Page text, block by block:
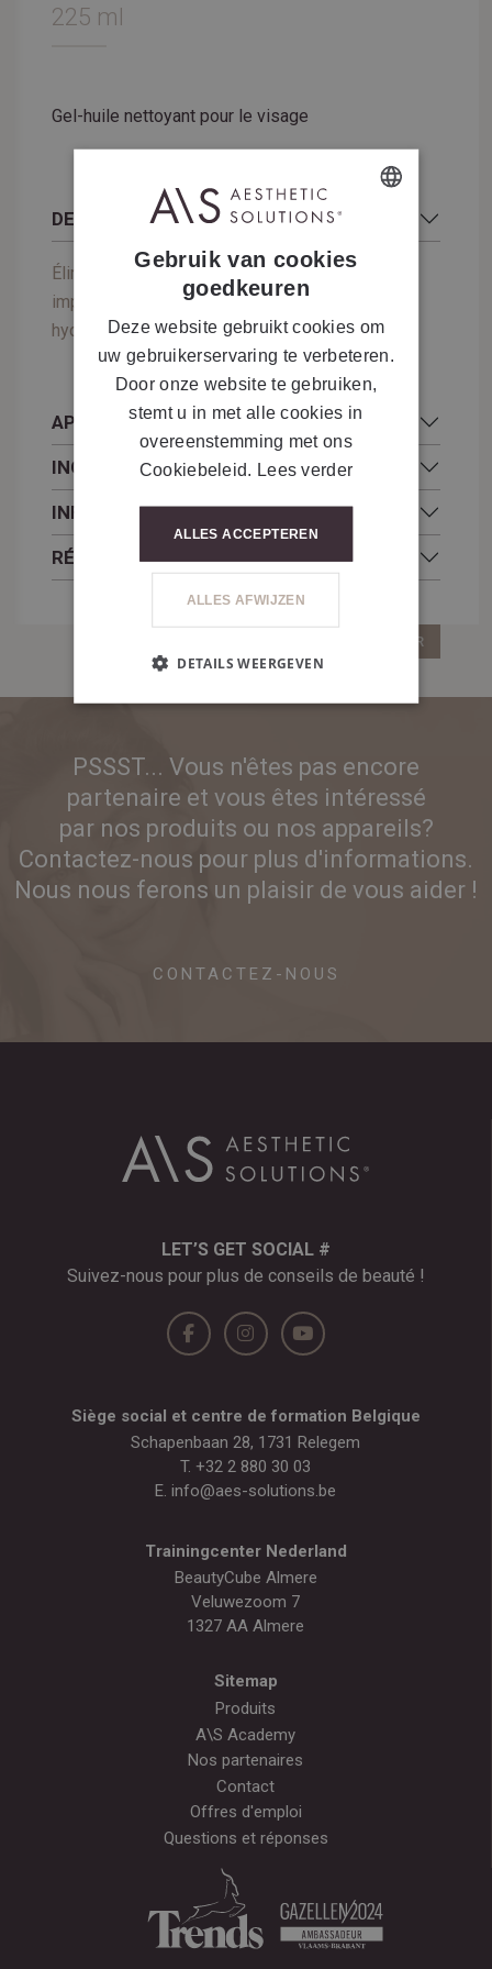
225 ml
Gel-huile nettoyant pour le visage
DESCRIPTION
Élimine efficacement le maquillage et les
impuretés. Nourrit, hydrate et restaure le film
hydrolipidique.
APPLICATION
INGRÉDIENTS
INFOS COMPLÉMENTAIRES
RÉSULTATS
RETOUR
PSSST... Vous n'êtes pas encore
partenaire et vous êtes intéressé
par nos produits ou nos appareils?
Contactez-nous pour plus d'informations.
Nous nous ferons un plaisir de vous aider !
CONTACTEZ-NOUS
LET’S GET SOCIAL #
Suivez-nous pour plus de conseils de beauté !
Siège social et centre de formation Belgique
Schapenbaan 28, 1731 Relegem
T. +32 2 880 30 03
E. info@aes-solutions.be
Trainingcenter Nederland
BeautyCube Almere
Veluwezoom 7
1327 AA Almere
Sitemap
Produits
A\S Academy
Nos partenaires
Contact
Offres d'emploi
Questions et réponses
FRENCH
Gebruik van cookies
goedkeuren
Deze website gebruikt cookies om
uw gebruikerservaring te verbeteren.
Door onze website te gebruiken,
stemt u in met alle cookies in
overeenstemming met ons
Cookiebeleid. Lees verder
ALLES ACCEPTEREN
ALLES AFWIJZEN
DETAILS WEERGEVEN